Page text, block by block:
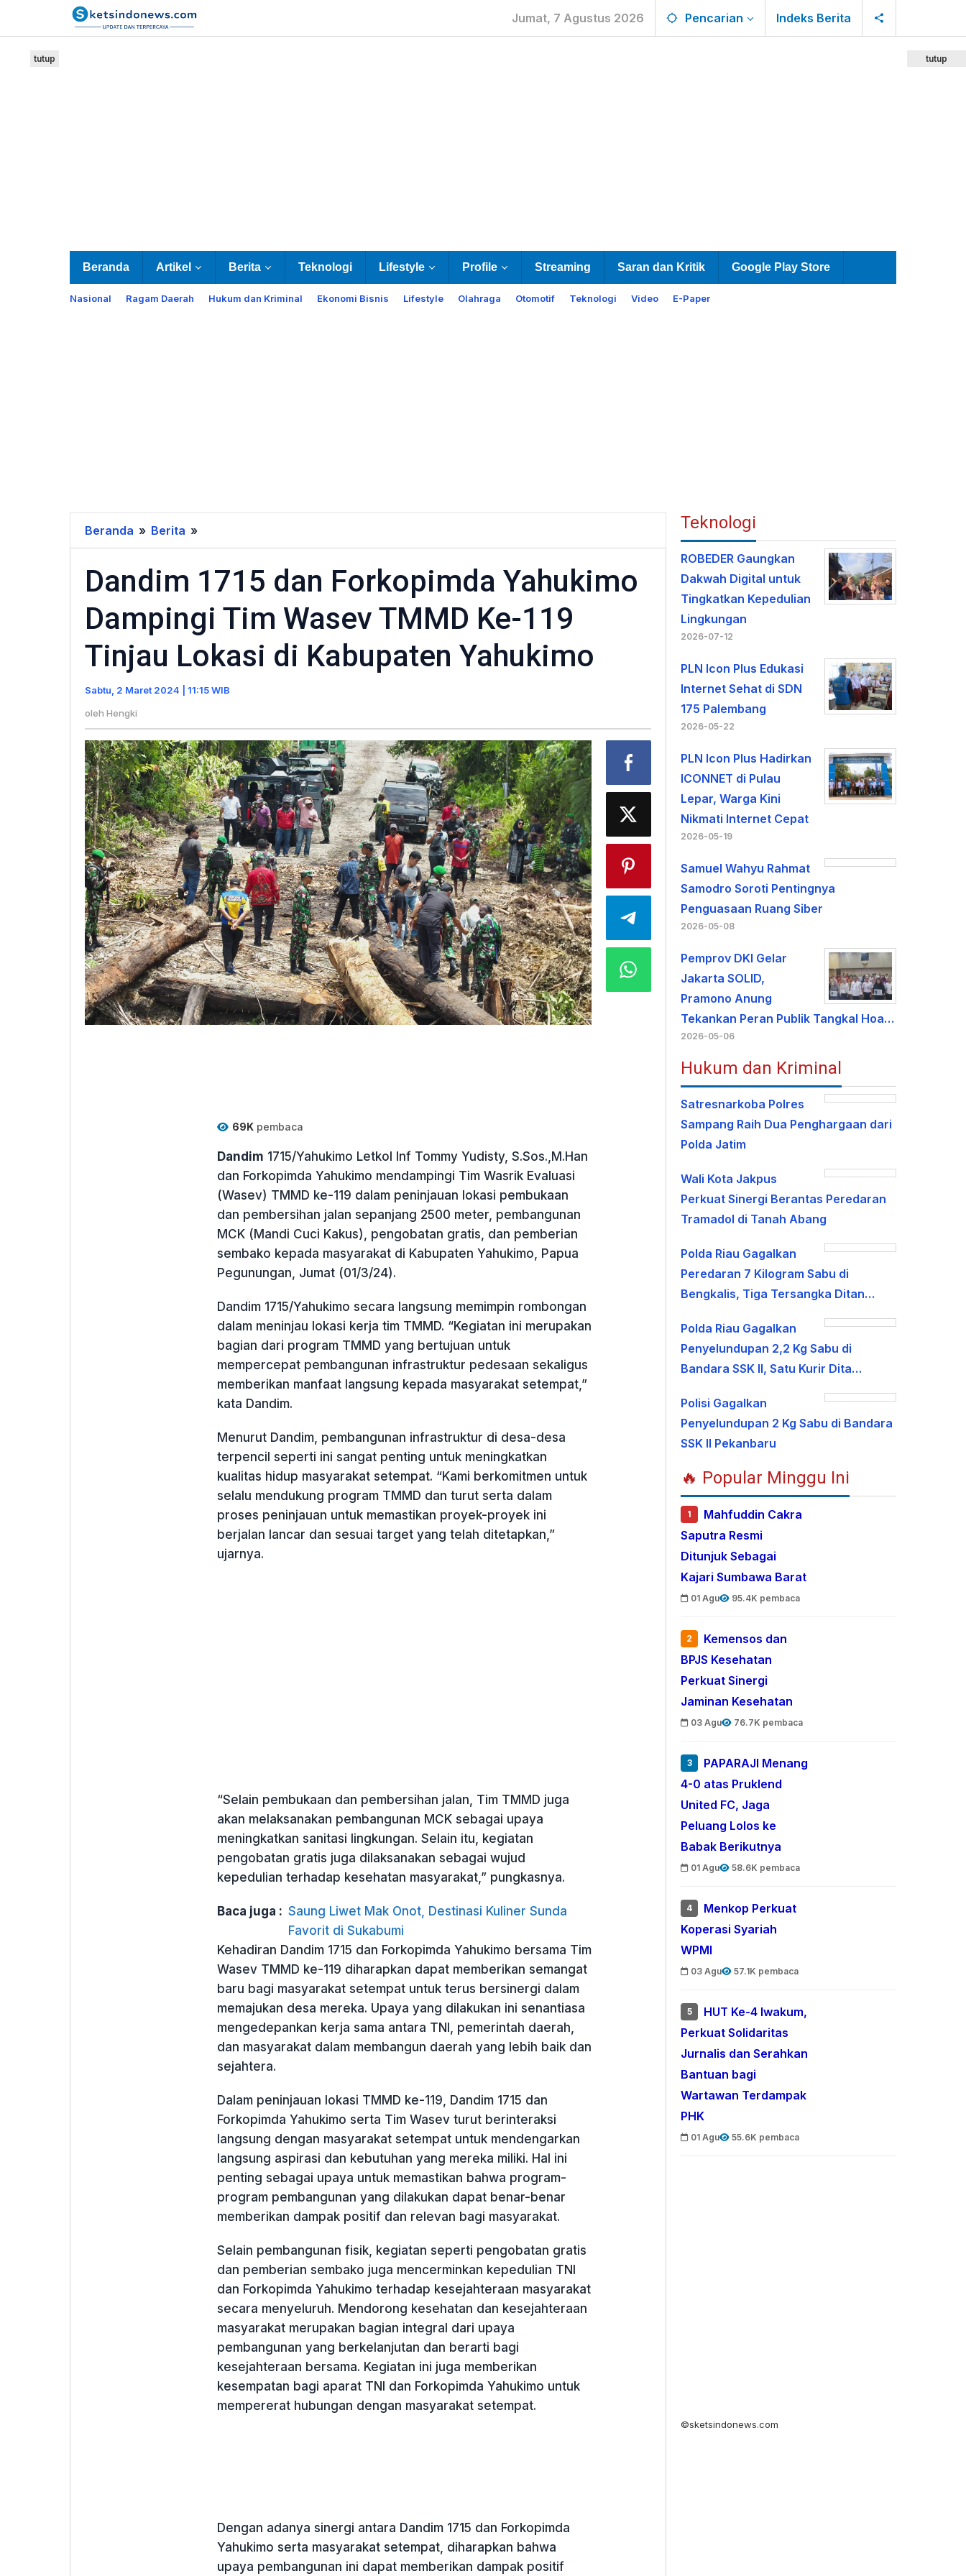
Jumat, 7 Agustus 2026 Pencarian Indeks Berita
Beranda Artikel Berita Teknologi Lifestyle Profile Streaming Saran dan Kritik Google Play Store
Nasional Ragam Daerah Hukum dan Kriminal Ekonomi Bisnis Lifestyle Olahraga Otomotif Teknologi Video E-Paper
tutup tutup
Beranda » Berita »
1715
dan
Forkopimda
Yahukimo
Dampingi
Tim
TMMD
119
Tinjau
Lokasi
di
Kabupaten
Yahukimo
Dandim 1715 dan Forkopimda Yahukimo
Dampingi Tim Wasev TMMD Ke-119
Tinjau Lokasi di Kabupaten Yahukimo
Sabtu, 2 Maret 2024 | 11:15 WIB
oleh Hengki
69Kpembaca
Dandim 1715/Yahukimo Letkol Inf Tommy Yudisty, S.Sos.,M.Han
dan Forkopimda Yahukimo mendampingi Tim Wasrik Evaluasi
(Wasev) TMMD ke-119 dalam peninjauan lokasi pembukaan
dan pembersihan jalan sepanjang 2500 meter, pembangunan
MCK (Mandi Cuci Kakus), pengobatan gratis, dan pemberian
sembako kepada masyarakat di Kabupaten Yahukimo, Papua
Pegunungan, Jumat (01/3/24).
Dandim 1715/Yahukimo secara langsung memimpin rombongan
dalam meninjau lokasi kerja tim TMMD. “Kegiatan ini merupakan
bagian dari program TMMD yang bertujuan untuk
mempercepat pembangunan infrastruktur pedesaan sekaligus
memberikan manfaat langsung kepada masyarakat setempat,”
kata Dandim.
Menurut Dandim, pembangunan infrastruktur di desa-desa
terpencil seperti ini sangat penting untuk meningkatkan
kualitas hidup masyarakat setempat. “Kami berkomitmen untuk
selalu mendukung program TMMD dan turut serta dalam
proses peninjauan untuk memastikan proyek-proyek ini
berjalan lancar dan sesuai target yang telah ditetapkan,”
ujarnya.
“Selain pembukaan dan pembersihan jalan, Tim TMMD juga
akan melaksanakan pembangunan MCK sebagai upaya
meningkatkan sanitasi lingkungan. Selain itu, kegiatan
pengobatan gratis juga dilaksanakan sebagai wujud
kepedulian terhadap kesehatan masyarakat,” pungkasnya.
Baca juga : Saung Liwet Mak Onot, Destinasi Kuliner Sunda
Favorit di Sukabumi
Kehadiran Dandim 1715 dan Forkopimda Yahukimo bersama Tim
Wasev TMMD ke-119 diharapkan dapat memberikan semangat
baru bagi masyarakat setempat untuk terus bersinergi dalam
memajukan desa mereka. Upaya yang dilakukan ini senantiasa
mengedepankan kerja sama antara TNI, pemerintah daerah,
dan masyarakat dalam membangun daerah yang lebih baik dan
sejahtera.
Dalam peninjauan lokasi TMMD ke-119, Dandim 1715 dan
Forkopimda Yahukimo serta Tim Wasev turut berinteraksi
langsung dengan masyarakat setempat untuk mendengarkan
langsung aspirasi dan kebutuhan yang mereka miliki. Hal ini
penting sebagai upaya untuk memastikan bahwa program-
program pembangunan yang dilakukan dapat benar-benar
memberikan dampak positif dan relevan bagi masyarakat.
Selain pembangunan fisik, kegiatan seperti pengobatan gratis
dan pemberian sembako juga mencerminkan kepedulian TNI
dan Forkopimda Yahukimo terhadap kesejahteraan masyarakat
secara menyeluruh. Mendorong kesehatan dan kesejahteraan
masyarakat merupakan bagian integral dari upaya
pembangunan yang berkelanjutan dan berarti bagi
kesejahteraan bersama. Kegiatan ini juga memberikan
kesempatan bagi aparat TNI dan Forkopimda Yahukimo untuk
mempererat hubungan dengan masyarakat setempat.
Dengan adanya sinergi antara Dandim 1715 dan Forkopimda
Yahukimo serta masyarakat setempat, diharapkan bahwa
upaya pembangunan ini dapat memberikan dampak positif
Teknologi
ROBEDER Gaungkan
Dakwah Digital untuk
Tingkatkan Kepedulian
Lingkungan
2026-07-12
PLN Icon Plus Edukasi
Internet Sehat di SDN
175 Palembang
2026-05-22
PLN Icon Plus Hadirkan
ICONNET di Pulau
Lepar, Warga Kini
Nikmati Internet Cepat
2026-05-19
Samuel Wahyu Rahmat
Samodro Soroti Pentingnya
Penguasaan Ruang Siber
2026-05-08
Pemprov DKI Gelar
Jakarta SOLID,
Pramono Anung
Tekankan Peran Publik Tangkal Hoa…
2026-05-06
Hukum dan Kriminal
Satresnarkoba Polres
Sampang Raih Dua Penghargaan dari
Polda Jatim
Wali Kota Jakpus
Perkuat Sinergi Berantas Peredaran
Tramadol di Tanah Abang
Polda Riau Gagalkan
Peredaran 7 Kilogram Sabu di
Bengkalis, Tiga Tersangka Ditan…
Polda Riau Gagalkan
Penyelundupan 2,2 Kg Sabu di
Bandara SSK II, Satu Kurir Dita…
Polisi Gagalkan
Penyelundupan 2 Kg Sabu di Bandara
SSK II Pekanbaru
🔥 Popular Minggu Ini
1
Mahfuddin Cakra
Saputra Resmi
Ditunjuk Sebagai
Kajari Sumbawa Barat
01 Agu 95.4K pembaca
2
Kemensos dan
BPJS Kesehatan
Perkuat Sinergi
Jaminan Kesehatan
03 Agu 76.7K pembaca
3
PAPARAJI Menang
4-0 atas Pruklend
United FC, Jaga
Peluang Lolos ke
Babak Berikutnya
01 Agu 58.6K pembaca
4
Menkop Perkuat
Koperasi Syariah
WPMI
03 Agu 57.1K pembaca
5
HUT Ke-4 Iwakum,
Perkuat Solidaritas
Jurnalis dan Serahkan
Bantuan bagi
Wartawan Terdampak
PHK
01 Agu 55.6K pembaca
©sketsindonews.com